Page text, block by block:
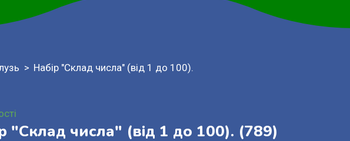
Набір "Склад числа" (від 1 до 100).
"Склад числа" (від 1 до 100). (789)